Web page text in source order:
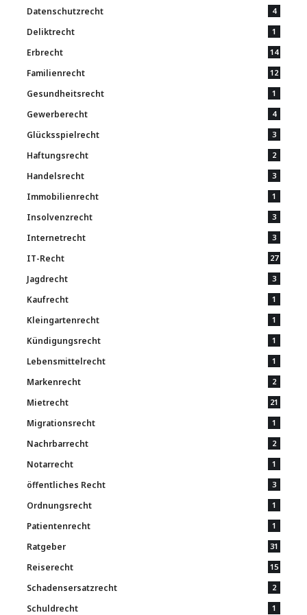
Datenschutzrecht 4
Deliktrecht 1
Erbrecht 14
Familienrecht 12
Gesundheitsrecht 1
Gewerberecht 4
Glücksspielrecht 3
Haftungsrecht 2
Handelsrecht 3
Immobilienrecht 1
Insolvenzrecht 3
Internetrecht 3
IT-Recht 27
Jagdrecht 3
Kaufrecht 1
Kleingartenrecht 1
Kündigungsrecht 1
Lebensmittelrecht 1
Markenrecht 2
Mietrecht 21
Migrationsrecht 1
Nachrbarrecht 2
Notarrecht 1
öffentliches Recht 3
Ordnungsrecht 1
Patientenrecht 1
Ratgeber 31
Reiserecht 15
Schadensersatzrecht 2
Schuldrecht 1